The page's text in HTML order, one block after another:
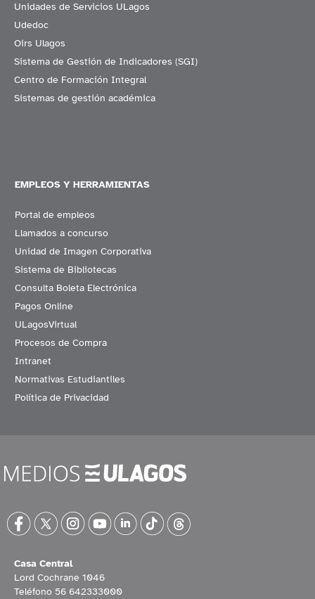
Unidades de Servicios ULagos
Udedoc
Oirs Ulagos
Sistema de Gestión de Indicadores (SGI)
Centro de Formación Integral
Sistemas de gestión académica
EMPLEOS Y HERRAMIENTAS
Portal de empleos
Llamados a concurso
Unidad de Imagen Corporativa
Sistema de Bibliotecas
Consulta Boleta Electrónica
Pagos Online
ULagosVirtual
Procesos de Compra
Intranet
Normativas Estudiantiles
Política de Privacidad
Casa Central
Lord Cochrane 1046
Teléfono 56 642333000